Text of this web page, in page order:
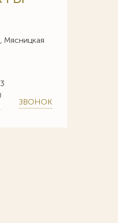
Мясницкая
ЗВОНОК